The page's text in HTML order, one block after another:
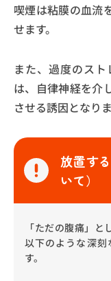
喫煙は粘膜の血流
せます。
また、過度のス
は、自律神経を介
させる誘因となりま
放置す
いて）
「ただの腹痛」と
以下のような深刻
す。